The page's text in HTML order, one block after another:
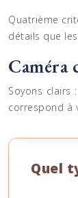
Quatrième
détails que
Caméra
Soyons clairs
correspond à
Quel